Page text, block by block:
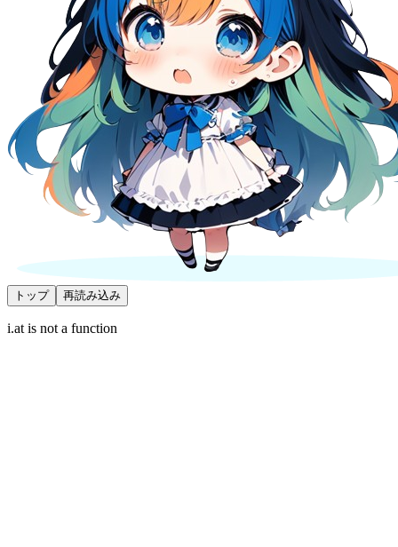
トップ 再読み込み
i.at is not a function